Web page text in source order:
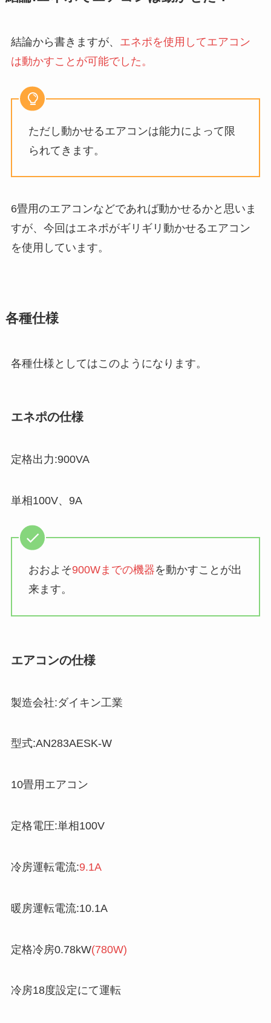
結論から書きますが、 エネポを使用してエアコン
は動かすことが可能でした。
ただし動かせるエアコンは能力によって限
られてきます。
6畳用のエアコンなどであれば動かせるかと思いま
すが、今回はエネポがギリギリ動かせるエアコン
を使用しています。
各種仕様
各種仕様としてはこのようになります。
エネポの仕様
定格出力:900VA
単相100V、9A
おおよそ900Wまでの機器を動かすことが出
来ます。
エアコンの仕様
製造会社:ダイキン工業
型式:AN283AESK-W
10畳用エアコン
定格電圧:単相100V
冷房運転電流:9.1A
暖房運転電流:10.1A
定格冷房0.78kW(780W)
冷房18度設定にて運転